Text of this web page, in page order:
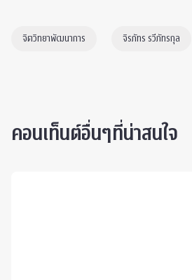
จิตวิทยาพัฒนาการ จิรภัทร รวีภัทรกุล
คอนเท็นต์อื่นๆที่น่าสนใจ